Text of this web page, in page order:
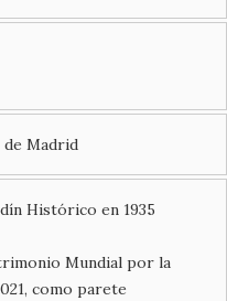
Madrid
Histórico en 1935
Mundial por la
como parete